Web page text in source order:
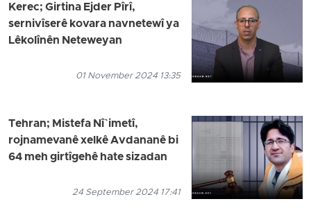
Kerec; Girtina Ejder Pîrî,
sernivîserê kovara navnetewî ya
Lêkolînên Neteweyan
01 November 2024 13:35
Tehran; Mistefa Nî`imetî,
rojnamevanê xelkê Avdananê bi
64 meh girtîgehê hate sizadan
24 September 2024 17:41